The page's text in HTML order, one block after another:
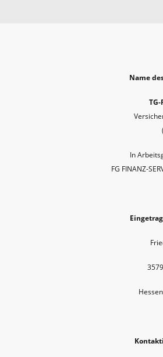
Name
TG-
In
FG FINANZ-